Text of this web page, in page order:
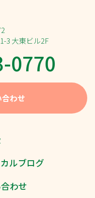
3 大東ビル2F
0770
わせ
ルブログ
わせ